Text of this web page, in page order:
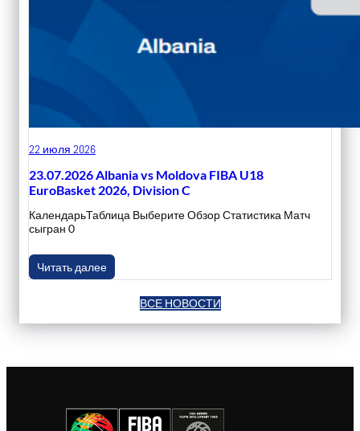
22 июля 2026
23.07.2026 Albania vs Moldova FIBA U18
EuroBasket 2026, Division C
КалендарьТаблица Выберите Обзор Статистика Матч
сыгран 0
Читать далее
ВСЕ НОВОСТИ